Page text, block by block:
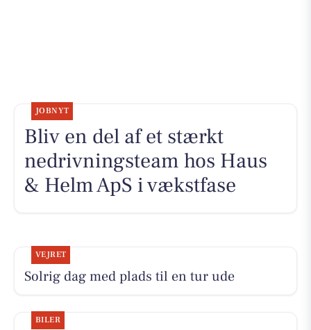
JOBNYT
Bliv en del af et stærkt
nedrivningsteam hos Haus
& Helm ApS i vækstfase
VEJRET
Solrig dag med plads til en tur ude
BILER